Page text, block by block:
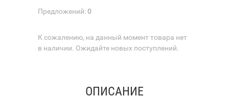
Предложений:0
К сожалению, на данный момент товара нет
в наличии. Ожидайте новых поступлений.
ОПИСАНИЕ